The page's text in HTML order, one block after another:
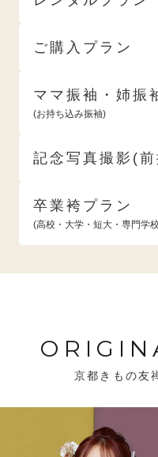
ご購入プラン
ママ振袖・姉振
(お持ち込み振袖)
記念写真撮影(
卒業袴プラン
(高校・大学・短大・専門学
京都きもの友